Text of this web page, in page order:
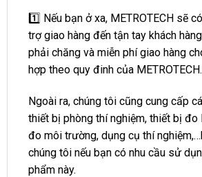
1️⃣ Nếu bạn ở xa, METROTECH sẽ
trợ giao hàng đến tận tay khách
phải chăng và miễn phí giao hàng
hợp theo quy đinh của METROTECH.
Ngoài ra, chúng tôi cũng cung cấp
thiết bị phòng thí nghiệm, thiết bị đo
đo môi trường, dụng cụ thí
chúng tôi nếu bạn có nhu cầu sử
phẩm này.